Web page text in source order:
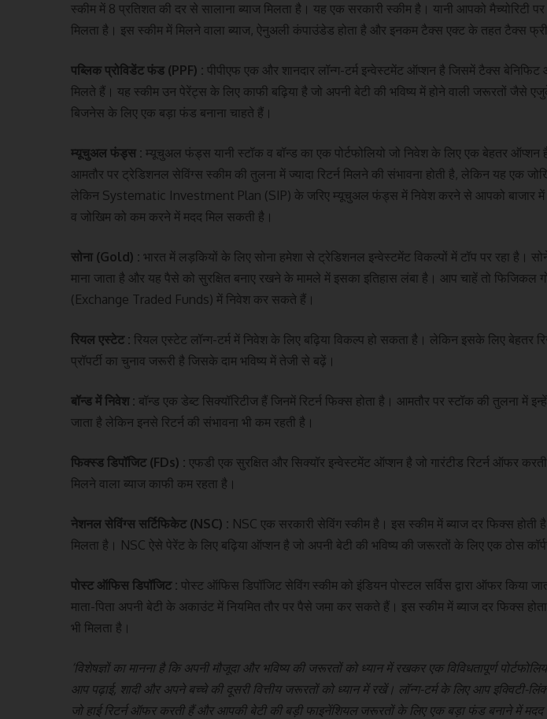
स्कीम में 8 प्रतिशत की दर से सालाना ब्याज मिलता है। यह एक सरकारी स्कीम है। यानी आपको मैच्योरिटी पर
मिलता है। इस स्कीम में मिलने वाला ब्याज, ऐनुअली कंपाउंडेड होता है और इनकम टैक्स एक्ट के तहत टैक्स फ्री
पब्लिक प्रोविडेंट फंड (PPF) :पीपीएफ एक और शानदार लॉन्ग-टर्म इन्वेस्टमेंट ऑप्शन है जिसमें टैक्स बेनिफिट
मिलते हैं। यह स्कीम उन पेरेंट्स के लिए काफी बढ़िया है जो अपनी बेटी की भविष्य में होने वाली जरूरतों जैसे
बिजनेस के लिए एक बड़ा फंड बनाना चाहते हैं।
म्यूचुअल फंड्स :म्यूचुअल फंड्स यानी स्टॉक व बॉन्ड का एक पोर्टफोलियो जो निवेश के लिए एक बेहतर
आमतौर पर ट्रेडिशनल सेविंग्स स्कीम की तुलना में ज्यादा रिटर्न मिलने की संभावना होती है, लेकिन यह एक
लेकिन Systematic Investment Plan (SIP) के जरिए म्यूचुअल फंड्स में निवेश करने से आपको बाजार में
व जोखिम को कम करने में मदद मिल सकती है।
सोना (Gold) :भारत में लड़कियों के लिए सोना हमेशा से ट्रेडिशनल इन्वेस्टमेंट विकल्पों में टॉप पर रहा है।
माना जाता है और यह पैसे को सुरक्षित बनाए रखने के मामले में इसका इतिहास लंबा है। आप चाहें तो फिजिकल
(Exchange Traded Funds) में निवेश कर सकते हैं।
रियल एस्टेट :रियल एस्टेट लॉन्ग-टर्म में निवेश के लिए बढ़िया विकल्प हो सकता है। लेकिन इसके लिए बेहतर
प्रॉपर्टी का चुनाव जरूरी है जिसके दाम भविष्य में तेजी से बढ़ें।
बॉन्ड में निवेश :बॉन्ड एक डेब्ट सिक्यॉरिटीज हैं जिनमें रिटर्न फिक्स होता है। आमतौर पर स्टॉक की तुलना में
जाता है लेकिन इनसे रिटर्न की संभावना भी कम रहती है।
फिक्स्ड डिपॉजिट (FDs) :एफडी एक सुरक्षित और सिक्यॉर इन्वेस्टमेंट ऑप्शन है जो गारंटीड रिटर्न ऑफर
मिलने वाला ब्याज काफी कम रहता है।
नेशनल सेविंग्स सर्टिफिकेट (NSC) : NSC एक सरकारी सेविंग स्कीम है। इस स्कीम में ब्याज दर फिक्स होती
मिलता है। NSC ऐसे पेरेंट के लिए बढ़िया ऑप्शन है जो अपनी बेटी की भविष्य की जरूरतों के लिए एक ठोस
पोस्ट ऑफिस डिपॉजिट :पोस्ट ऑफिस डिपॉजिट सेविंग स्कीम को इंडियन पोस्टल सर्विस द्वारा ऑफर किया
माता-पिता अपनी बेटी के अकाउंट में नियमित तौर पर पैसे जमा कर सकते हैं। इस स्कीम में ब्याज दर फिक्स
भी मिलता है।
‘विशेषज्ञों का मानना है कि अपनी मौजूदा और भविष्य की जरूरतों को ध्यान में रखकर एक विविधतापूर्ण
आप पढ़ाई, शादी और अपने बच्चे की दूसरी वित्तीय जरूरतों को ध्यान में रखें। लॉन्ग-टर्म के लिए आप इक्विटी-
जो हाई रिटर्न ऑफर करती हैं और आपकी बेटी की बड़ी फाइनेंशियल जरूरतों के लिए एक बड़ा फंड बनाने में